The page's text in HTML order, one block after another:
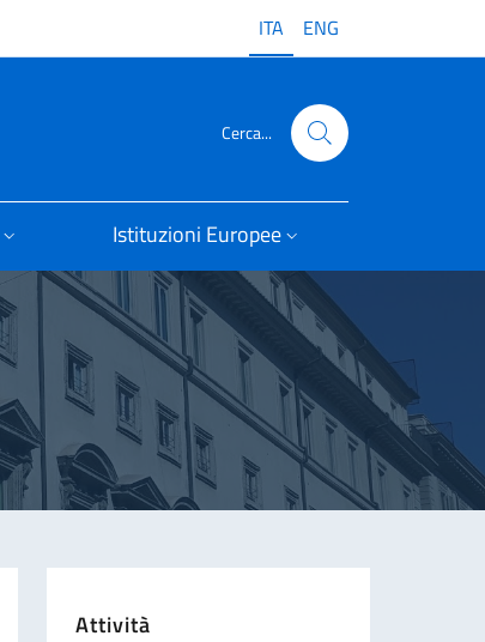
ITA ENG
Cerca...
Istituzioni Europee
Attività